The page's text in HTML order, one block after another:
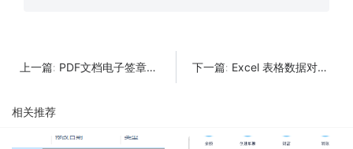
上一篇: PDF文档电子签章工具 下一篇: Excel 表格数据对比工具：能救命的那种！
相关推荐